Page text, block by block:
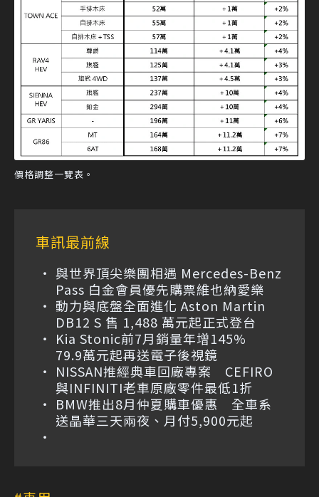
價格調整一覽表。
車訊最前線
與世界頂尖樂團相遇 Mercedes-Benz
Pass 白金會員優先購票維也納愛樂
動力與底盤全面進化 Aston Martin
DB12 S 售 1,488 萬元起正式登台
Kia Stonic前7月銷量年增145%
79.9萬元起再送電子後視鏡
NISSAN推經典車回廠專案 CEFIRO
與INFINITI老車原廠零件最低1折
BMW推出8月仲夏購車優惠 全車系
送晶華三天兩夜、月付5,900元起